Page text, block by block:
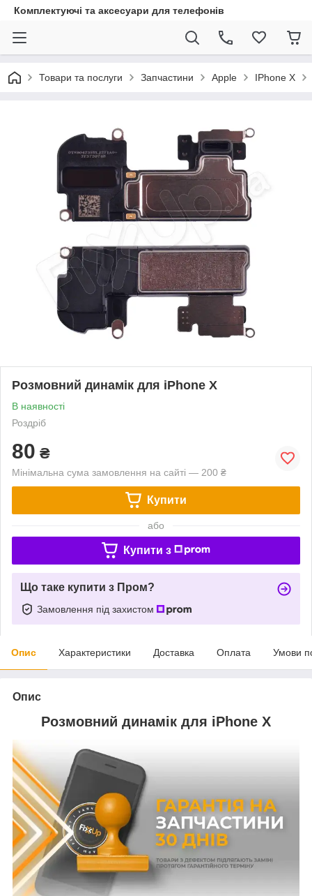
Комплектуючі та аксесуари для телефонів
Товари та послуги Запчастини Apple IPhone X
Розмовний динамік для iPhone X
В наявності
Роздріб
80 ₴
Мінімальна сума замовлення на сайті — 200 ₴
Купити
або
Купити з
Що таке купити з Пром?
Замовлення під захистом
Опис Характеристики Доставка Оплата Умови
Опис
Розмовний динамік для iPhone X